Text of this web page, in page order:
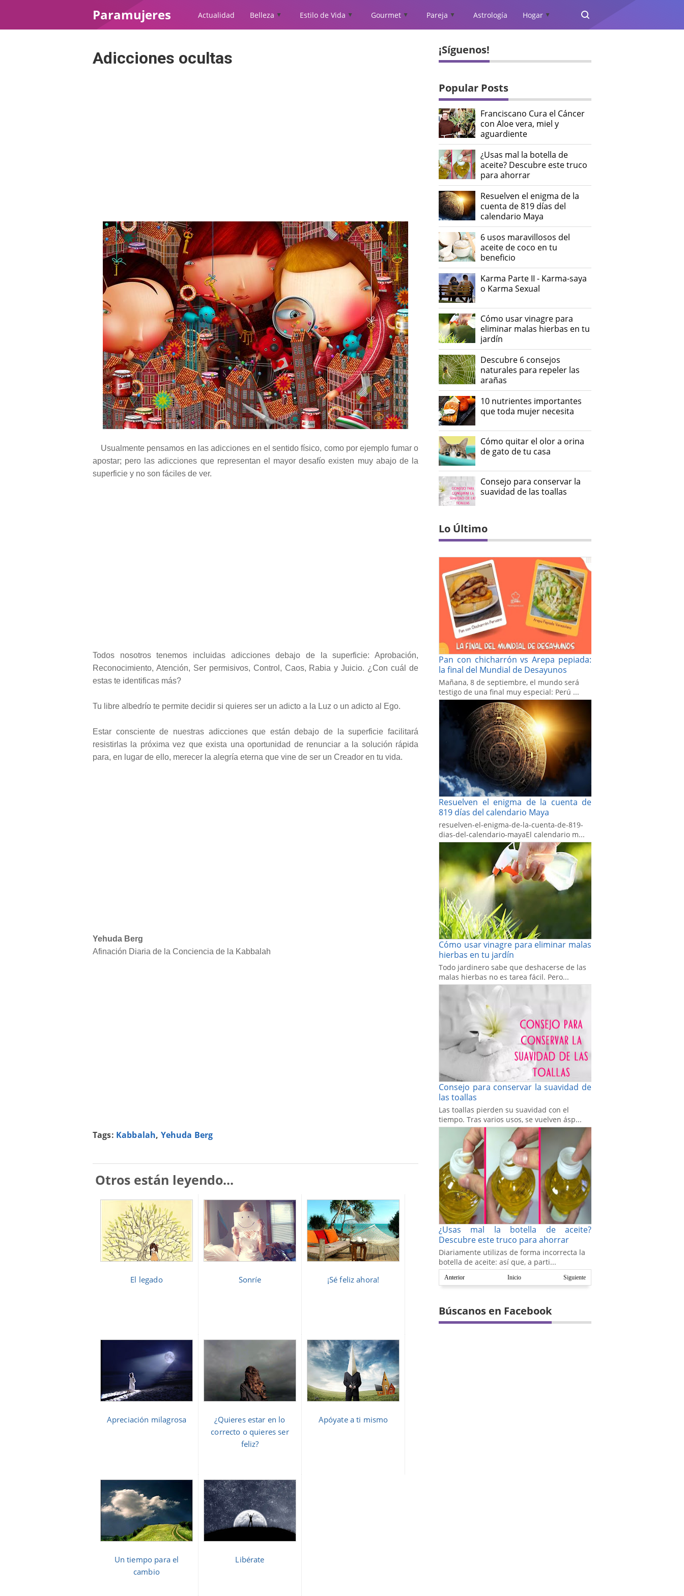
Paramujeres Actualidad Belleza ▲ Estilo de Vida ▲ Gourmet ▲ Pareja ▲ Astrología Hogar ▲
Adicciones ocultas
Usualmente pensamos en las adicciones en el sentido físico, como por ejemplo fumar o
apostar; pero las adicciones que representan el mayor desafío existen muy abajo de la
superficie y no son fáciles de ver.
Todos nosotros tenemos incluidas adicciones debajo de la superficie: Aprobación,
Reconocimiento, Atención, Ser permisivos, Control, Caos, Rabia y Juicio. ¿Con cuál de
estas te identificas más?
Tu libre albedrío te permite decidir si quieres ser un adicto a la Luz o un adicto al Ego.
Estar consciente de nuestras adicciones que están debajo de la superficie facilitará
resistirlas la próxima vez que exista una oportunidad de renunciar a la solución rápida
para, en lugar de ello, merecer la alegría eterna que vine de ser un Creador en tu vida.
Yehuda Berg
Afinación Diaria de la Conciencia de la Kabbalah
Tags: Kabbalah, Yehuda Berg
Otros están leyendo...
El legado Sonríe ¡Sé feliz ahora!
Apreciación milagrosa
¿Quieres estar en lo
correcto o quieres ser
feliz?
Apóyate a ti mismo
Un tiempo para el
cambio
Libérate
¡Síguenos!
Popular Posts
Franciscano Cura el Cáncer
con Aloe vera, miel y
aguardiente
¿Usas mal la botella de
aceite? Descubre este truco
para ahorrar
Resuelven el enigma de la
cuenta de 819 días del
calendario Maya
6 usos maravillosos del
aceite de coco en tu
beneficio
Karma Parte II - Karma-saya
o Karma Sexual
Cómo usar vinagre para
eliminar malas hierbas en tu
jardín
Descubre 6 consejos
naturales para repeler las
arañas
10 nutrientes importantes
que toda mujer necesita
Cómo quitar el olor a orina
de gato de tu casa
Consejo para conservar la
suavidad de las toallas
Lo Último
Pan con chicharrón vs Arepa pepiada:
la final del Mundial de Desayunos
Mañana, 8 de septiembre, el mundo será
testigo de una final muy especial: Perú ...
Resuelven el enigma de la cuenta de
819 días del calendario Maya
resuelven-el-enigma-de-la-cuenta-de-819-
dias-del-calendario-mayaEl calendario m...
Cómo usar vinagre para eliminar malas
hierbas en tu jardín
Todo jardinero sabe que deshacerse de las
malas hierbas no es tarea fácil. Pero...
Consejo para conservar la suavidad de
las toallas
Las toallas pierden su suavidad con el
tiempo. Tras varios usos, se vuelven ásp...
¿Usas mal la botella de aceite?
Descubre este truco para ahorrar
Diariamente utilizas de forma incorrecta la
botella de aceite: así que, a parti...
Anterior Siguiente
Inicio
Búscanos en Facebook